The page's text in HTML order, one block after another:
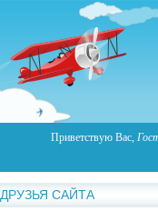
Приветствую Вас,
ДРУЗЬЯ САЙТА